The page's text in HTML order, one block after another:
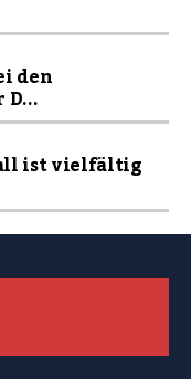
den
ist vielfältig